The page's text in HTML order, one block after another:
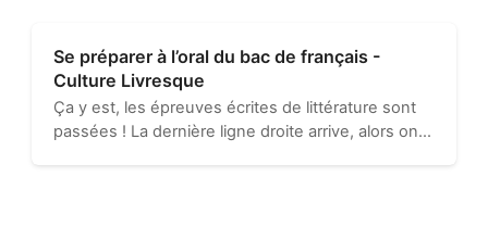
Se préparer à l’oral du bac de français -
Culture Livresque
Ça y est, les épreuves écrites de littérature sont
passées ! La dernière ligne droite arrive, alors on